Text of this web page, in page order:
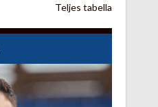
Teljes tabella